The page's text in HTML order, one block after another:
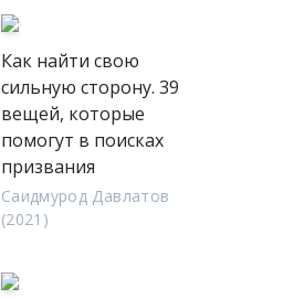
Как найти свою
сильную сторону. 39
вещей, которые
помогут в поисках
призвания
Саидмурод Давлатов
(2021)